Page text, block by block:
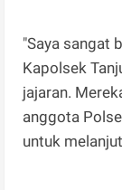
"Saya sangat
Kapolsek
jajaran.
anggota
untuk